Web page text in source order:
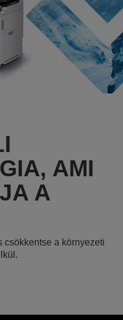
AMI
A
csökkentse a környezeti